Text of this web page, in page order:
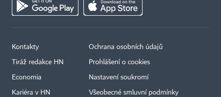
Kontakty
Tiráž redakce HN
Economia
Kariéra v HN
Ochrana osobních údajů
Prohlášení o cookies
Nastavení soukromí
Všeobecné smluvní podmínky